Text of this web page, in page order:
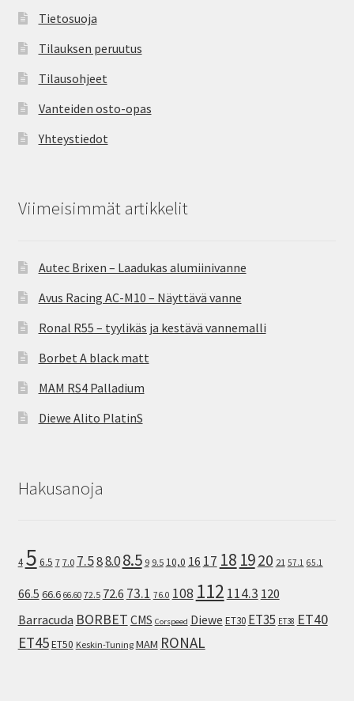
Tietosuoja
Tilauksen peruutus
Tilausohjeet
Vanteiden osto-opas
Yhteystiedot
Viimeisimmät artikkelit
Autec Brixen – Laadukas alumiinivanne
Avus Racing AC-M10 – Näyttävä vanne
Ronal R55 – tyylikäs ja kestävä vannemalli
Borbet A black matt
MAM RS4 Palladium
Diewe Alito PlatinS
Hakusanoja
4 5 6.5 7 7.0 7.588.08.5 9 9.5 10,0 16 17 18 1920 21 57.1 65.1
66.5 66.6 66.60 72.5 72.6 73.1 76.0 108 112 114.3 120
Barracuda BORBET CMS Corspeed Diewe ET30 ET35 ET38 ET40
ET45ET50 Keskin-Tuning MAM RONAL